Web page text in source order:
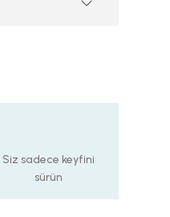
Siz sadece keyfini
sürün